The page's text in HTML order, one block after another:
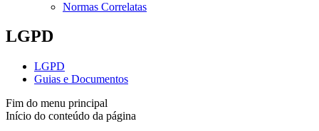
Normas Correlatas
LGPD
LGPD
Guias e Documentos
Fim do menu principal
Início do conteúdo da página